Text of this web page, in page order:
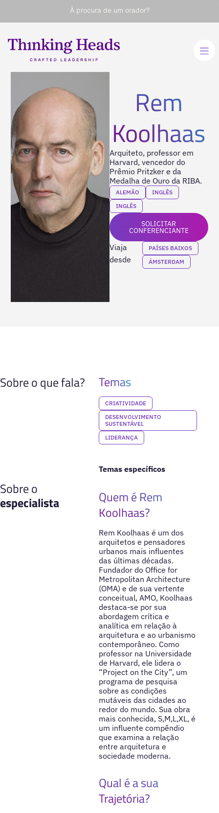
À procura de um orador?
Rem
Koolhaas
Arquiteto, professor em
Harvard, vencedor do
Prêmio Pritzker e da
Medalha de Ouro da RIBA.
ALEMÃO
INGLÊS
INGLÊS
SOLICITAR
CONFERENCIANTE
Viaja
desde
PAÍSES BAIXOS
ÁMSTERDAM
Sobre o que fala? Temas
CRIATIVIDADE
DESENVOLVIMENTO
SUSTENTÁVEL
LIDERANÇA
Temas específicos
Sobre o
especialista
Quem é Rem
Koolhaas?
Rem Koolhaas é um dos
arquitetos e pensadores
urbanos mais influentes
das últimas décadas.
Fundador do Office for
Metropolitan Architecture
(OMA) e de sua vertente
conceitual, AMO, Koolhaas
destaca-se por sua
abordagem crítica e
analítica em relação à
arquitetura e ao urbanismo
contemporâneo. Como
professor na Universidade
de Harvard, ele lidera o
“Project on the City”, um
programa de pesquisa
sobre as condições
mutáveis das cidades ao
redor do mundo. Sua obra
mais conhecida, S,M,L,XL, é
um influente compêndio
que examina a relação
entre arquitetura e
sociedade moderna.
Qual é a sua
Trajetória?